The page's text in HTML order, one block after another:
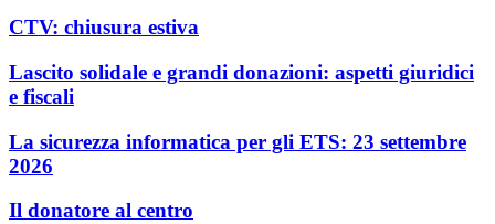
CTV: chiusura estiva
Lascito solidale e grandi donazioni: aspetti giuridici
e fiscali
La sicurezza informatica per gli ETS: 23 settembre
2026
Il donatore al centro